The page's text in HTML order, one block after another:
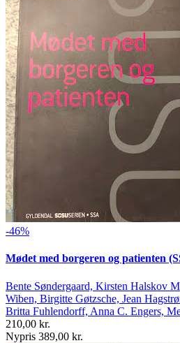
-46%
Mødet med borgeren og patienten
Bente Søndergaard, Kirsten Halskov
Wiben, Birgitte Gøtzsche, Jean
Britta Fuhlendorff, Anna C. Engers,
210,00 kr.
Nypris 389,00 kr.